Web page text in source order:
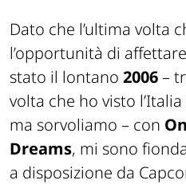
Dato che l’ultima volta
l’opportunità di
stato il lontano 2006–
volta che ho visto
ma sorvoliamo – con
Dreams, mi sono
a disposizione da